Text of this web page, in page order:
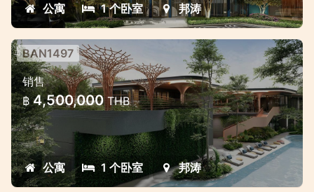
公寓 1 个卧室 邦涛
拉古納附近的全新項目
拉古納地區邦濤的現代豪華項目
BAN1497
销售
฿ 4,500,000THB
公寓 1 个卧室 邦涛